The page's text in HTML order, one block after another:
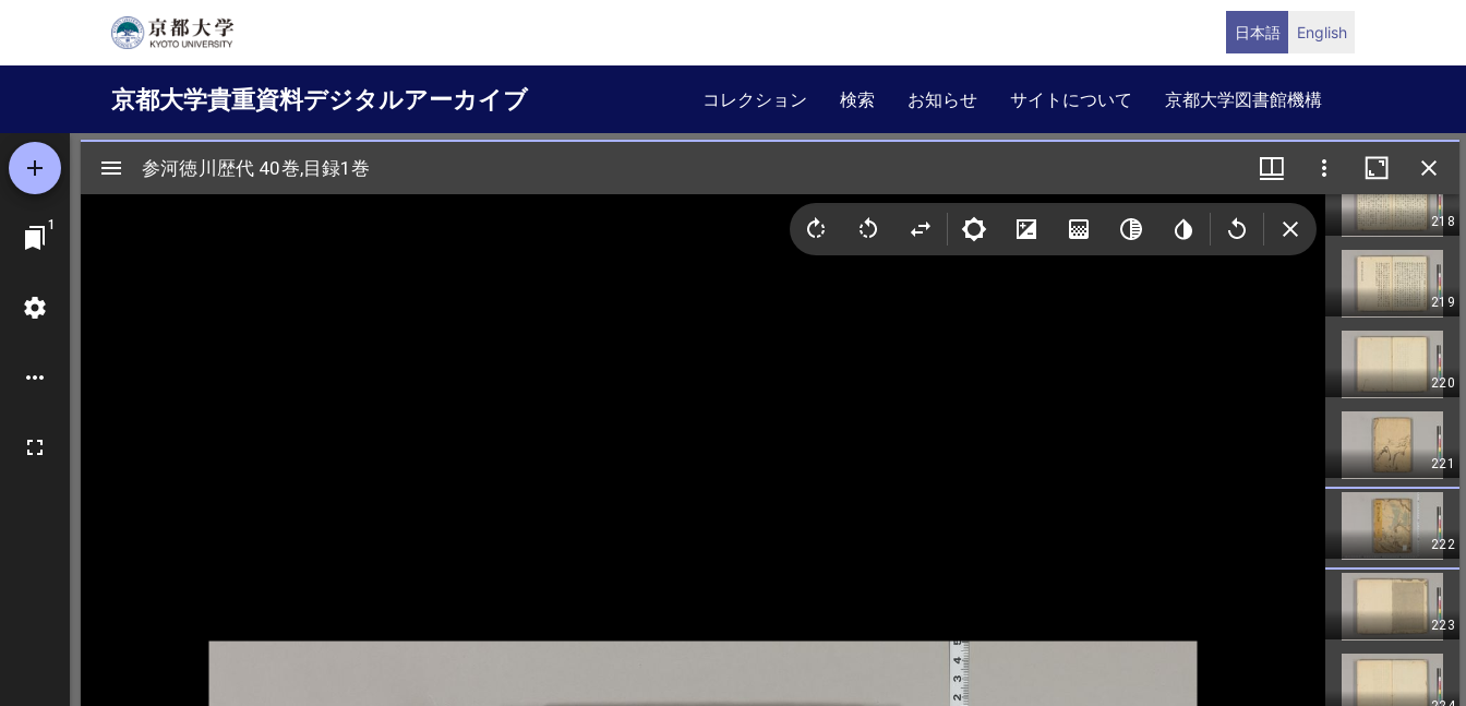
ン
テ
ン
日本語 English
京都大学貴重資料デジタルアーカイブ
Main
navigation
コレクション 検索 お知らせ サイトについて 京都大学図書館機構